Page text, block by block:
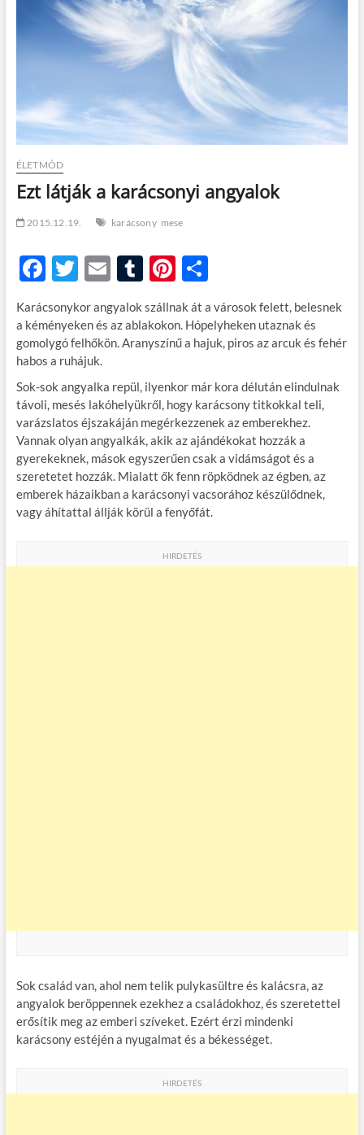
ÉLETMÓD
Ezt látják a karácsonyi angyalok
2015.12.19. karácsony mese
F
e
b
o
o
k
T
itt
er
E
m
ail
T
m
bl
Pi
nt
er
es
O
ss
za
m
g
Karácsonykor angyalok szállnak át a városok felett, belesnek
a kéményeken és az ablakokon. Hópelyheken utaznak és
gomolygó felhőkön. Aranyszínű a hajuk, piros az arcuk és fehér
habos a ruhájuk.
Sok-sok angyalka repül, ilyenkor már kora délután elindulnak
távoli, mesés lakóhelyükről, hogy karácsony titkokkal teli,
varázslatos éjszakáján megérkezzenek az emberekhez.
Vannak olyan angyalkák, akik az ajándékokat hozzák a
gyerekeknek, mások egyszerűen csak a vidámságot és a
szeretetet hozzák. Mialatt ők fenn röpködnek az égben, az
emberek házaikban a karácsonyi vacsorához készülődnek,
vagy áhítattal állják körül a fenyőfát.
HIRDETÉS
Sok család van, ahol nem telik pulykasültre és kalácsra, az
angyalok beröppennek ezekhez a családokhoz, és szeretettel
erősítik meg az emberi szíveket. Ezért érzi mindenki
karácsony estéjén a nyugalmat és a békességet.
HIRDETÉS